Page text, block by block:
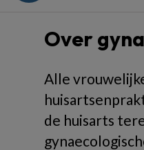
Over
Alle
de huisarts